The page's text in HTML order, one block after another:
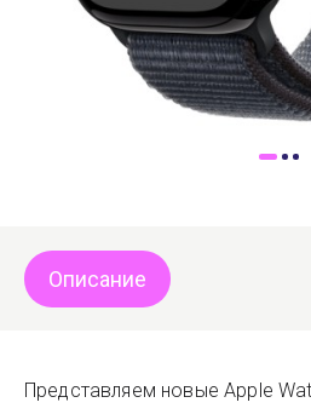
Описание
Представляем новые Apple